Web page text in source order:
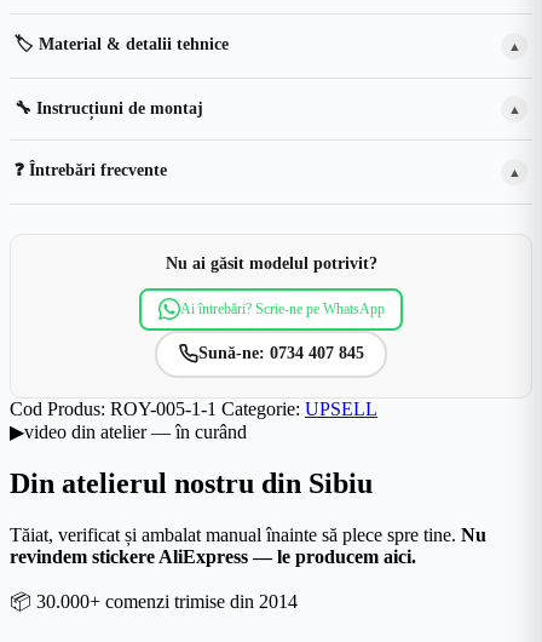
🏷️ Material & detalii tehnice ▲
🔧 Instrucțiuni de montaj ▲
❓ Întrebări frecvente ▲
Nu ai găsit modelul potrivit?
Ai întrebări? Scrie-ne pe WhatsApp
Sună-ne: 0734 407 845
Cod Produs: ROY-005-1-1 Categorie: UPSELL
▶video din atelier — în curând
Din atelierul nostru din Sibiu
Tăiat, verificat și ambalat manual înainte să plece spre tine. Nu
revindem stickere AliExpress — le producem aici.
📦 30.000+ comenzi trimise din 2014